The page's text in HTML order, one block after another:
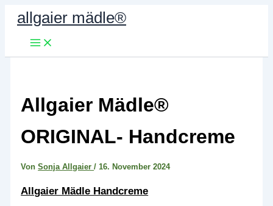
Zum
Inhalt
springen
allgaier mädle®
Allgaier Mädle®
ORIGINAL- Handcreme
VonSonja Allgaier/16. November 2024
Allgaier Mädle Handcreme